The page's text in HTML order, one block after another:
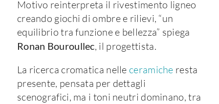
Motivo reinterpreta il rivestimento ligneo
creando giochi di ombre e rilievi, “un
equilibrio tra funzione e bellezza” spiega
Ronan Bouroullec, il progettista.
La ricerca cromatica nelle ceramiche resta
presente, pensata per dettagli
scenografici, ma i toni neutri dominano, tra